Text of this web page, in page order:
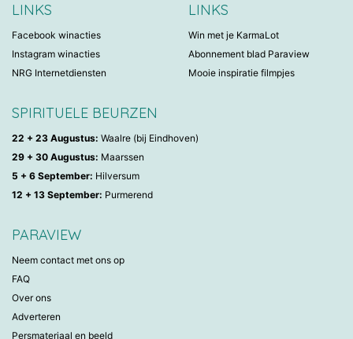
LINKS
Facebook winacties
Instagram winacties
NRG Internetdiensten
LINKS
Win met je KarmaLot
Abonnement blad Paraview
Mooie inspiratie filmpjes
SPIRITUELE BEURZEN
22 + 23 Augustus: Waalre (bij Eindhoven)
29 + 30 Augustus: Maarssen
5 + 6 September: Hilversum
12 + 13 September: Purmerend
PARAVIEW
Neem contact met ons op
FAQ
Over ons
Adverteren
Persmateriaal en beeld